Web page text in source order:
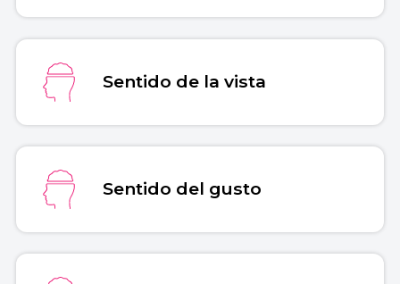
Sentido de la vista
Sentido del gusto